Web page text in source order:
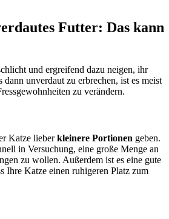
Futter: Das kann
und ergreifend dazu neigen, ihr
dann unverdaut zu erbrechen, ist es meist
zu verändern.
Katze lieberkleinere Portionen geben.
in Versuchung, eine große Menge an
zu wollen. Außerdem ist es eine gute
Ihre Katze einen ruhigeren Platz zum